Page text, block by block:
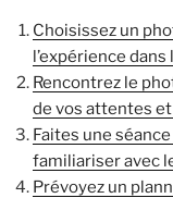
Choisissez un
l’expérience
Rencontrez le
de vos attentes
Faites une
familiariser avec
Prévoyez un